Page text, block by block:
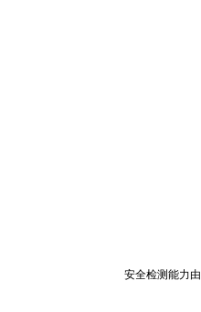
安全检测能力由